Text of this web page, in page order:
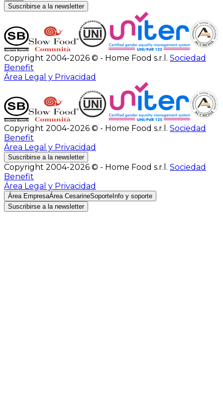
Suscribirse a la newsletter
Copyright 2004-2026 © - Home Food s.r.l. Sociedad
Benefit
Área Legal y Privacidad
Copyright 2004-2026 © - Home Food s.r.l. Sociedad
Benefit
Área Legal y Privacidad
Suscribirse a la newsletter
Copyright 2004-2026 © - Home Food s.r.l. Sociedad
Benefit
Área Legal y Privacidad
Área EmpresaÁrea CesarineSoporte Info y soporte
Suscribirse a la newsletter